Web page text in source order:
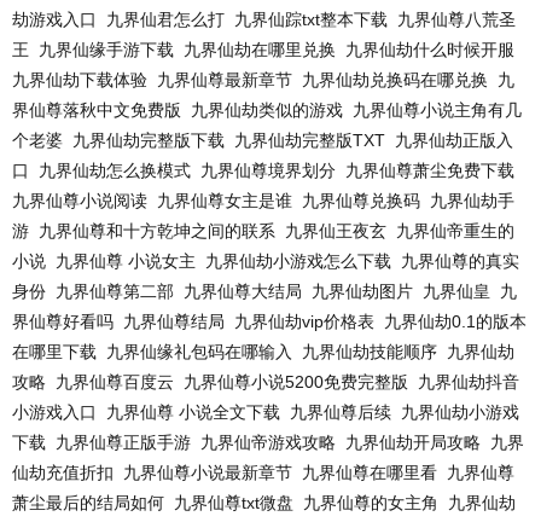
劫游戏入口
九界仙君怎么打 九界仙踪txt整本下载
九界仙尊八荒圣
王
九界仙缘手游下载 九界仙劫在哪里兑换
九界仙劫什么时候开服
九界仙劫下载体验 九界仙尊最新章节 九界仙劫兑换码在哪兑换
九
界仙尊落秋中文免费版
九界仙劫类似的游戏 九界仙尊小说主角有几
个老婆 九界仙劫完整版下载 九界仙劫完整版TXT 九界仙劫正版入
口
九界仙劫怎么换模式 九界仙尊境界划分 九界仙尊萧尘免费下载
九界仙尊小说阅读 九界仙尊女主是谁 九界仙尊兑换码 九界仙劫手
游 九界仙尊和十方乾坤之间的联系 九界仙王夜玄 九界仙帝重生的
小说 九界仙尊 小说女主 九界仙劫小游戏怎么下载
九界仙尊的真实
身份 九界仙尊第二部 九界仙尊大结局 九界仙劫图片 九界仙皇
九
界仙尊好看吗 九界仙尊结局 九界仙劫vip价格表
九界仙劫0.1的版本
在哪里下载
九界仙缘礼包码在哪输入 九界仙劫技能顺序 九界仙劫
攻略 九界仙尊百度云 九界仙尊小说5200免费完整版
九界仙劫抖音
小游戏入口
九界仙尊 小说全文下载 九界仙尊后续 九界仙劫小游戏
下载
九界仙尊正版手游 九界仙帝游戏攻略 九界仙劫开局攻略 九界
仙劫充值折扣
九界仙尊小说最新章节 九界仙尊在哪里看 九界仙尊
萧尘最后的结局如何 九界仙尊txt微盘 九界仙尊的女主角
九界仙劫